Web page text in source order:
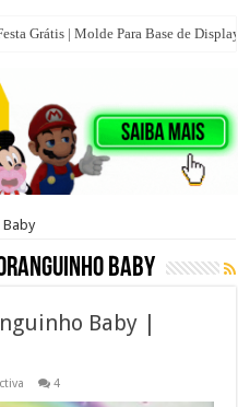
Grátis | Molde Para Base de
Baby
Baby |
4